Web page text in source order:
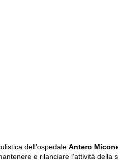
dell’ospedale Antero
e rilanciare l’attività della